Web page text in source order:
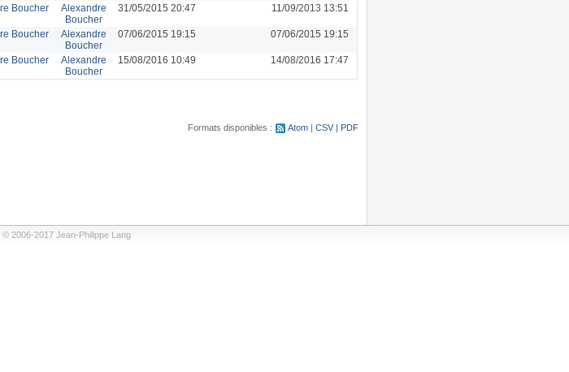
Boucher
Alexandre
Boucher
31/05/2015 20:47 11/09/2013 13:51
Boucher
Alexandre
Boucher
07/06/2015 19:15 07/06/2015 19:15
Boucher
Alexandre
Boucher
15/08/2016 10:49 14/08/2016 17:47
Formats disponibles : Atom CSV PDF
© 2006-2017 Jean-Philippe Lang